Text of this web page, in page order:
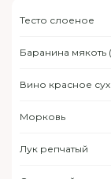
Тесто слоеное
Баранина мякоть
Вино красное
Морковь
Лук репчатый